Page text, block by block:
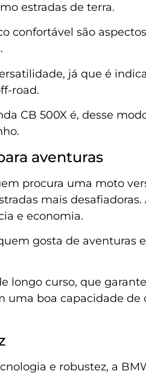
estradas de terra.
confortável são
já que é
road.
CB 500X é, desse
aventuras
procura uma moto
mais
e economia.
gosta de aventuras
longo curso, que
boa capacidade de
e robustez, a